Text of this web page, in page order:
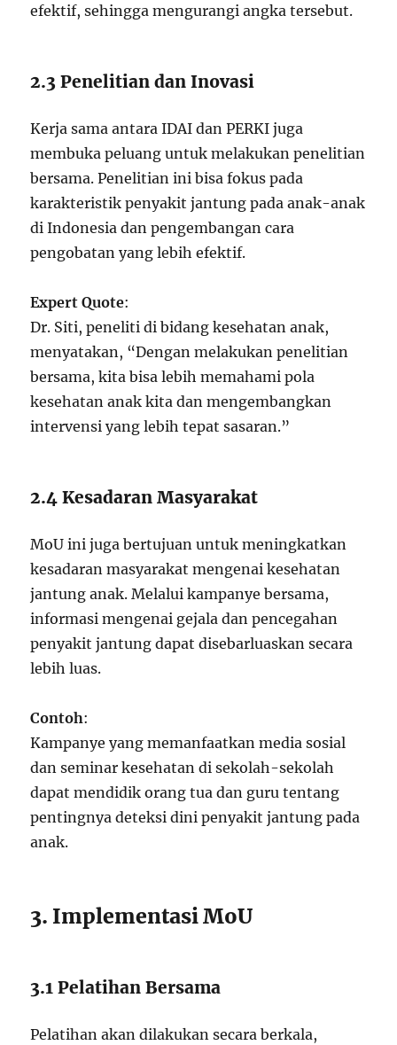
efektif, sehingga mengurangi angka tersebut.
2.3 Penelitian dan Inovasi
Kerja sama antara IDAI dan PERKI juga
membuka peluang untuk melakukan penelitian
bersama. Penelitian ini bisa fokus pada
karakteristik penyakit jantung pada anak-anak
di Indonesia dan pengembangan cara
pengobatan yang lebih efektif.
Expert Quote:
Dr. Siti, peneliti di bidang kesehatan anak,
menyatakan, “Dengan melakukan penelitian
bersama, kita bisa lebih memahami pola
kesehatan anak kita dan mengembangkan
intervensi yang lebih tepat sasaran.”
2.4 Kesadaran Masyarakat
MoU ini juga bertujuan untuk meningkatkan
kesadaran masyarakat mengenai kesehatan
jantung anak. Melalui kampanye bersama,
informasi mengenai gejala dan pencegahan
penyakit jantung dapat disebarluaskan secara
lebih luas.
Contoh:
Kampanye yang memanfaatkan media sosial
dan seminar kesehatan di sekolah-sekolah
dapat mendidik orang tua dan guru tentang
pentingnya deteksi dini penyakit jantung pada
anak.
3. Implementasi MoU
3.1 Pelatihan Bersama
Pelatihan akan dilakukan secara berkala,